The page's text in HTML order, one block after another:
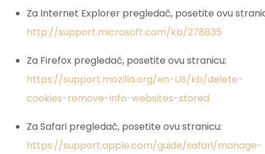
Za Internet Explorer pregledač, posetite ovu
http://support.microsoft.com/kb/278835
Za Firefox pregledač, posetite ovu stranicu:
https://support.mozilla.org/en-US/kb/delete-
cookies-remove-info-websites-stored
Za Safari pregledač, posetite ovu stranicu:
https://support.apple.com/guide/safari/manage-